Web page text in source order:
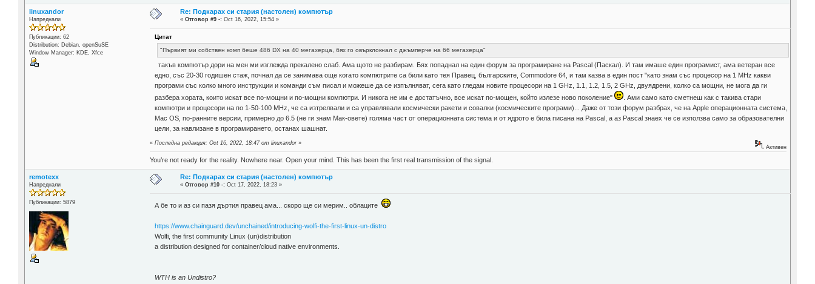
linuxandor
Напреднали
Публикации: 62
Distribution: Debian, openSuSE
Window Manager: KDE, Xfce
Re: Подкарах си стария (настолен) компютър
«Отговор #9 -: Oct 16, 2022, 15:54 »
Цитат
"Първият ми собствен комп беше 486 DX на 40 мегахерца, бях го овърклокнал с джъмперче на 66 мегахерца"
такъв компютър дори на мен ми изглежда прекалено слаб. Ама щото не разбирам. Бях попаднал на един форум за програмиране на Pascal (Паскал). И там имаше един програмист, ама ветеран все
едно, със 20-30 годишен стаж, почнал да се занимава още когато компютрите са били като тея Правец, българските, Commodore 64, и там казва в един пост "като знам със процесор на 1 MHz какви
програми със колко много инструкции и команди съм писал и можеше да се изпълняват, сега като гледам новите процесори на 1 GHz, 1.1, 1.2, 1.5, 2 GHz, двуядрени, колко са мощни, не мога да ги
разбера хората, които искат все по-мощни и по-мощни компютри. И никога не им е достатъчно, все искат по-мощен, който излезе ново поколение"
. Ами само като сметнеш как с такива стари
компютри и процесори на по 1-50-100 MHz, че са изтрелвали и са управлявали космически ракети и совалки (космическите програми)... Даже от този форум разбрах, че на Apple операционната система,
Mac OS, по-ранните версии, примерно до 6.5 (не ги знам Мак-овете) голяма част от операционната система и от ядрото е била писана на Pascal, а аз Pascal знаех че се използва само за образователни
цели, за навлизане в програмирането, останах шашнат.
«Последна редакция: Oct 16, 2022, 18:47 от linuxandor»
Активен
You’re not ready for the reality. Nowhere near. Open your mind. This has been the first real transmission of the signal.
remotexx
Напреднали
Публикации: 5879
Re: Подкарах си стария (настолен) компютър
«Отговор #10 -: Oct 17, 2022, 18:23 »
А бе то и аз си пазя дъртия правец ама... скоро ще си мерим.. облаците
https://www.chainguard.dev/unchained/introducing-wolfi-the-first-linux-un-distro
Wolfi, the first community Linux (un)distribution
a distribution designed for container/cloud native environments.
WTH is an Undistro?